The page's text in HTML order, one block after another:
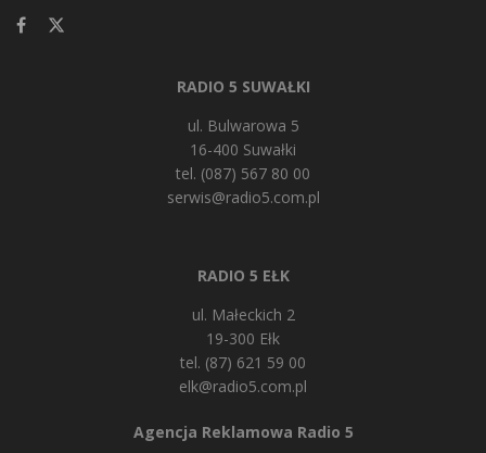
RADIO 5 SUWAŁKI
ul. Bulwarowa 5
16-400 Suwałki
tel. (087) 567 80 00
serwis@radio5.com.pl
RADIO 5 EŁK
ul. Małeckich 2
19-300 Ełk
tel. (87) 621 59 00
elk@radio5.com.pl
Agencja Reklamowa Radio 5